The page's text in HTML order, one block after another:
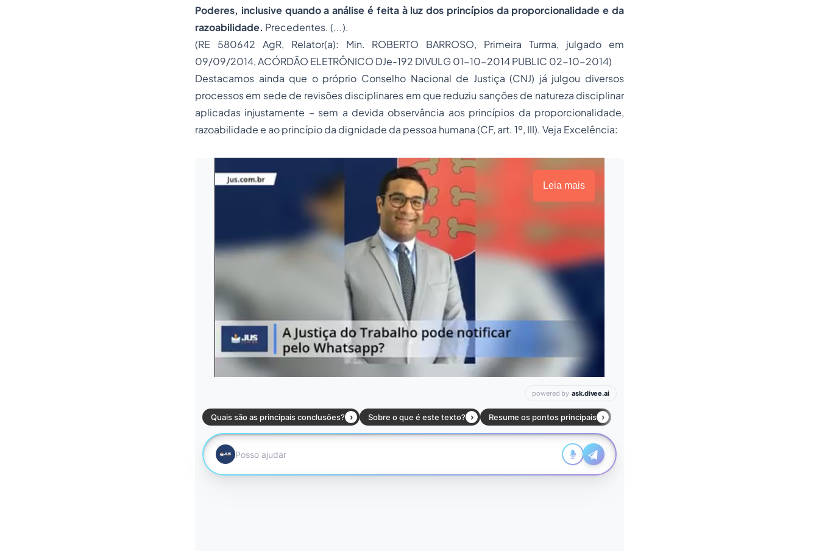
Poderes, inclusive quando a análise é feita à luz dos princípios da proporcionalidade e da
razoabilidade. Precedentes. (...).
(RE 580642 AgR, Relator(a): Min. ROBERTO BARROSO, Primeira Turma, julgado em
09/09/2014, ACÓRDÃO ELETRÔNICO DJe-192 DIVULG 01-10-2014 PUBLIC 02-10-2014)
Destacamos ainda que o próprio Conselho Nacional de Justiça (CNJ) já julgou diversos
processos em sede de revisões disciplinares em que reduziu sanções de natureza disciplinar
aplicadas injustamente – sem a devida observância aos princípios da proporcionalidade,
razoabilidade e ao princípio da dignidade da pessoa humana (CF, art. 1º, III). Veja Excelência:
Leia mais